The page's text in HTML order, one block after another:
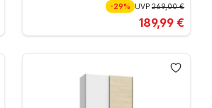
-29% UVP 269,00 €
189,99 €